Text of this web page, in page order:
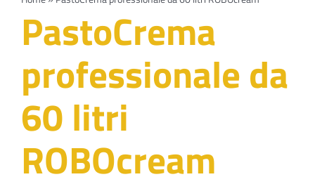
Contatti
EVENTI
PastoCrema
professionale da
60 litri
ROBOcream